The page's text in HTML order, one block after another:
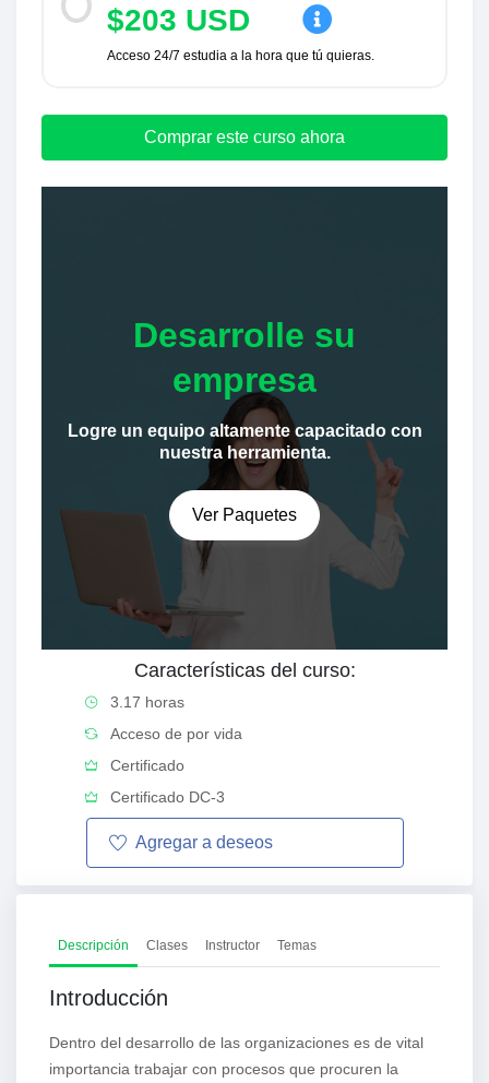
$203 USD
Acceso 24/7 estudia a la hora que tú quieras.
Comprar este curso ahora
Desarrolle su
empresa
Logre un equipo altamente capacitado con
nuestra herramienta.
Ver Paquetes
Características del curso:
3.17 horas
Acceso de por vida
Certificado
Certificado DC-3
Agregar a deseos
Descripción Clases Instructor Temas
Introducción
Dentro del desarrollo de las organizaciones es de vital
importancia trabajar con procesos que procuren la